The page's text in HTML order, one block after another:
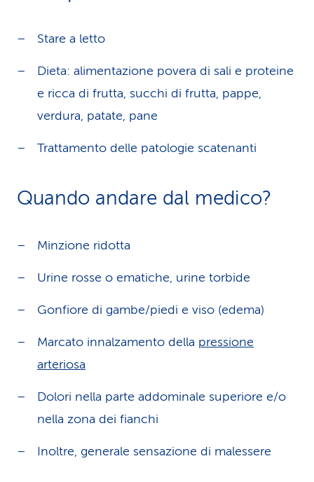
Stare a letto
Dieta: alimentazione povera di sali e proteine
e ricca di frutta, succhi di frutta, pappe,
verdura, patate, pane
Trattamento delle patologie scatenanti
Quando andare dal medico?
Minzione ridotta
Urine rosse o ematiche, urine torbide
Gonfiore di gambe/piedi e viso (edema)
Marcato innalzamento della pressione
arteriosa
Dolori nella parte addominale superiore e/o
nella zona dei fianchi
Inoltre, generale sensazione di malessere